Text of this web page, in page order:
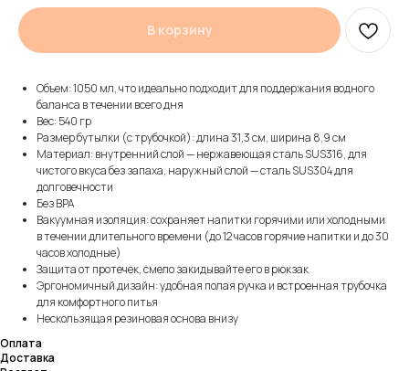
В корзину
Объем: 1050 мл, что идеально подходит для поддержания водного
баланса в течении всего дня
Вес: 540 гр
Размер бутылки (с трубочкой): длина 31,3 см, ширина 8,9 см
Материал: внутренний слой — нержавеющая сталь SUS316, для
чистого вкуса без запаха, наружный слой — сталь SUS304 для
долговечности
Без BPA
Вакуумная изоляция: сохраняет напитки горячими или холодными
в течении длительного времени (до 12 часов горячие напитки и до 30
часов холодные)
Защита от протечек, смело закидывайте его в рюкзак
Эргономичный дизайн: удобная полая ручка и встроенная трубочка
для комфортного питья
Нескользящая резиновая основа внизу
Оплата
Доставка